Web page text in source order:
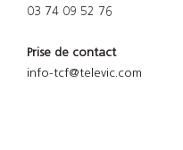
03 74 09 52 76
Prise de contact
info-tcf@televic.com